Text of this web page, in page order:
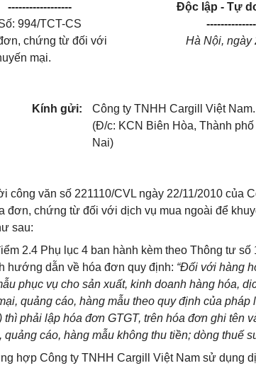
------------------
994/TCT-CS
chứng từ đối với
mại.
Độc lập - Tự
Hà Nội, ngày
Kính gửi:
Công ty TNHH Cargill Việt Nam.
(Đ/c: KCN Biên Hòa, Thành
Nai)
công văn số 221110/CVL ngày 22/11/2010 của
đơn, chứng từ đối với dịch vụ mua ngoài để
sau:
2.4 Phụ lục 4 ban hành kèm theo Thông tư
hướng dẫn về hóa đơn quy định: “Đối với hàng
phục vụ cho sản xuất, kinh doanh hàng hóa,
quảng cáo, hàng mẫu theo quy định của
thì phải lập hóa đơn GTGT, trên hóa đơn ghi tên
quảng cáo, hàng mẫu không thu tiền; dòng thuế
hợp Công ty TNHH Cargill Việt Nam sử dụng